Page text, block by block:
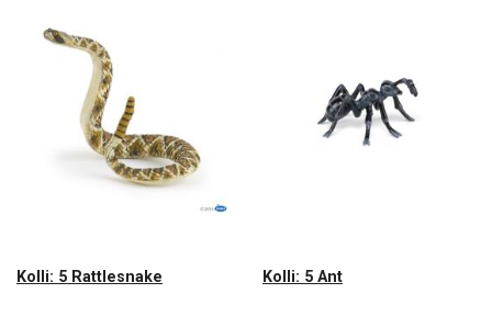
Kolli: 5 Rattlesnake Kolli: 5 Ant